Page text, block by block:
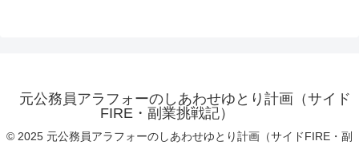
元公務員アラフォーのしあわせゆとり計画（サイド
FIRE・副業挑戦記）
© 2025 元公務員アラフォーのしあわせゆとり計画（サイドFIRE・副